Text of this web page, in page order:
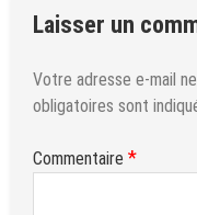
Laisser un
Votre adresse e-mail
obligatoires sont
Commentaire *